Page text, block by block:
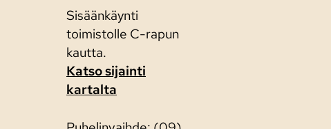
Sisäänkäynti
toimistolle C-rapun
kautta.
Katso sijainti
kartalta